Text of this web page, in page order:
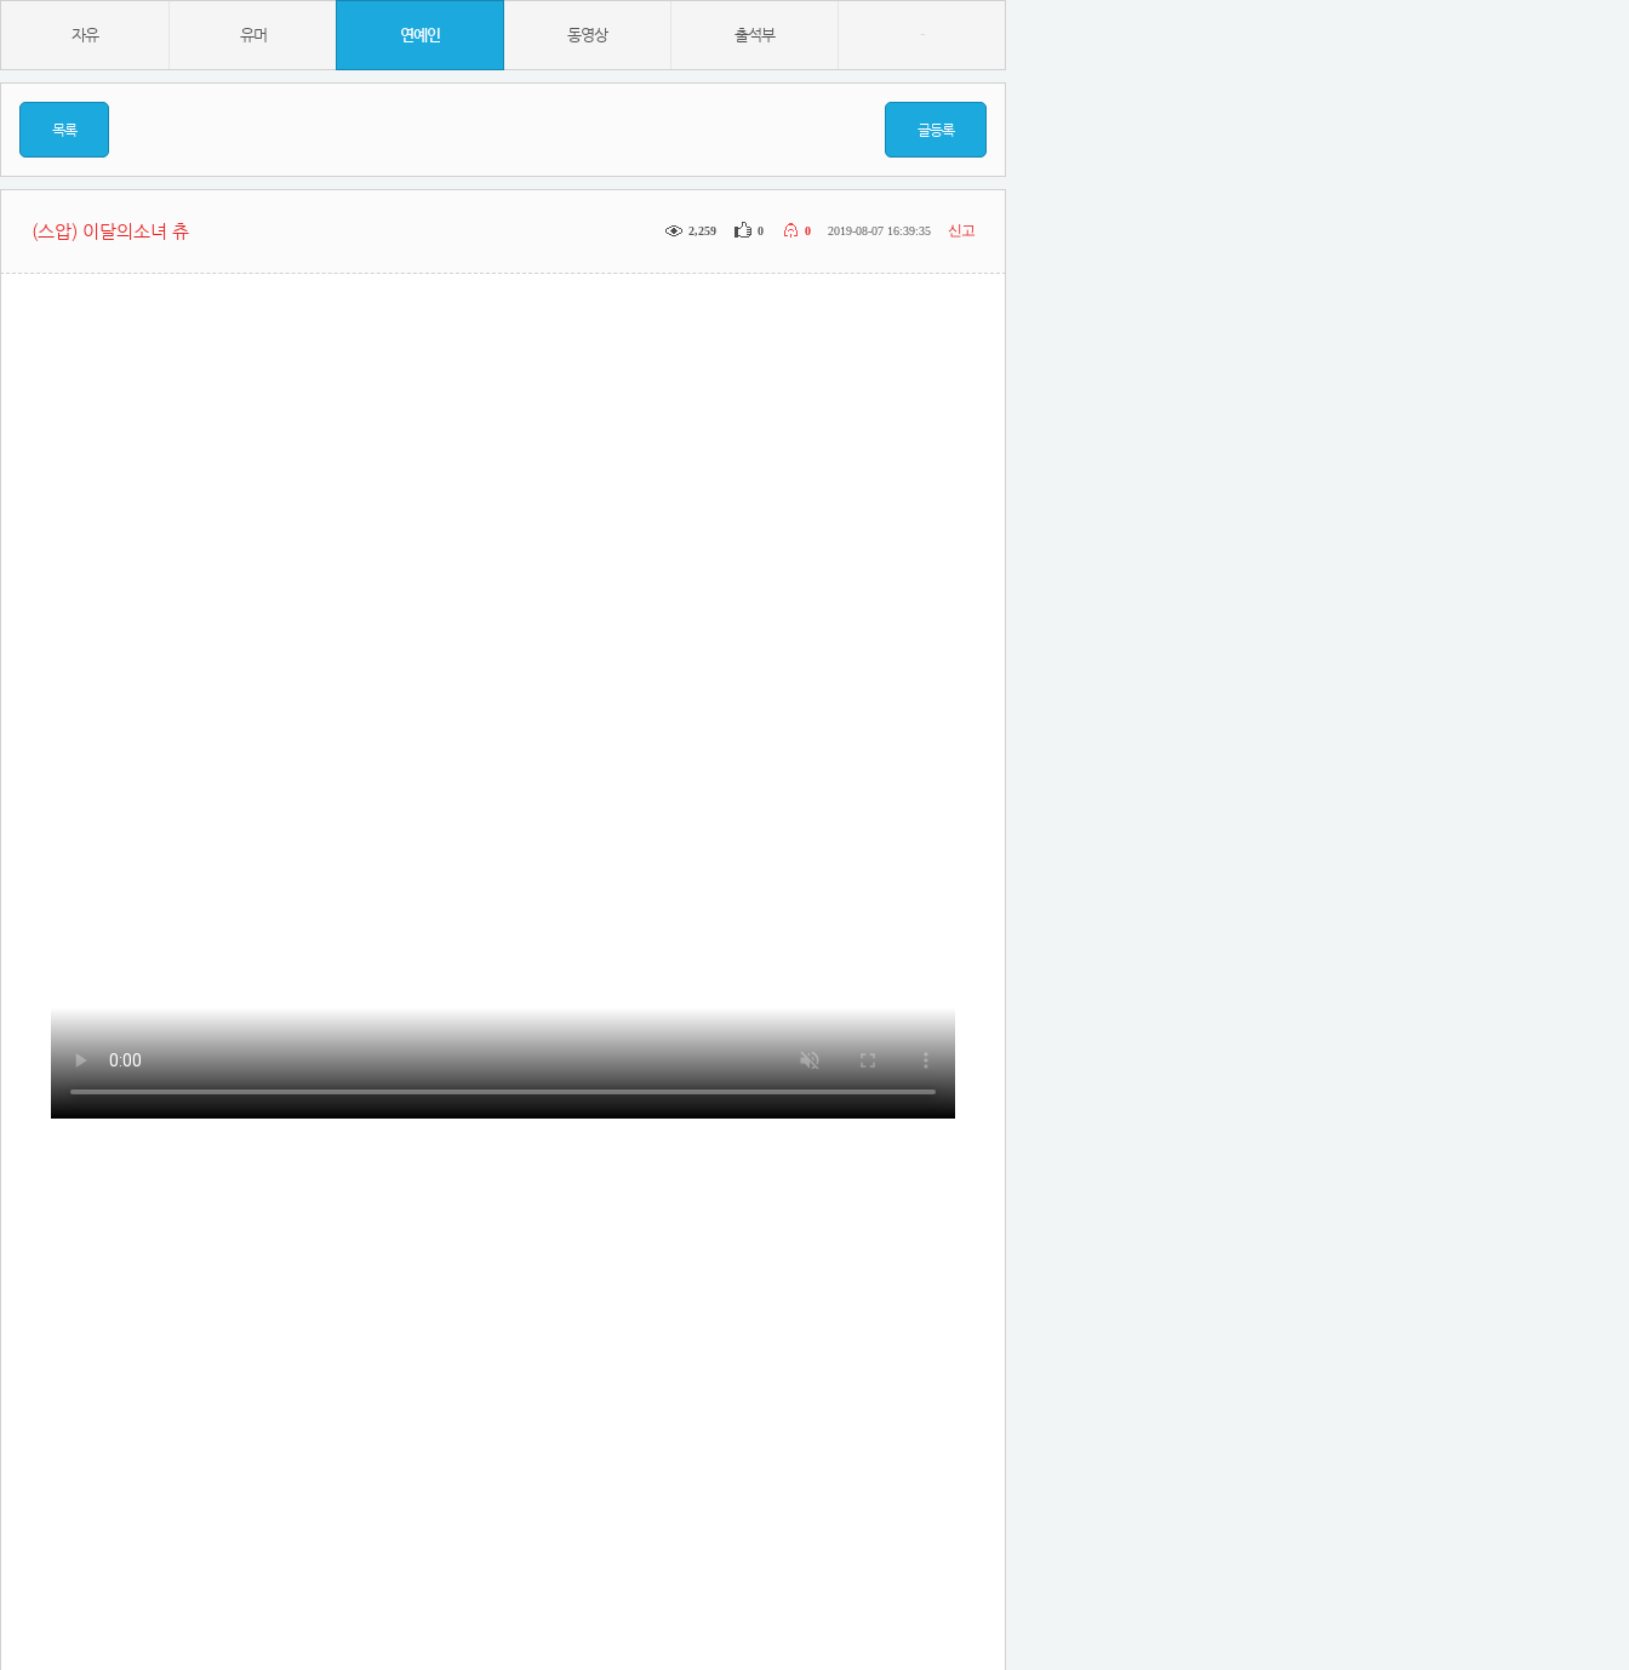
자유 유머 연예인 동영상 출석부 -
글등록
목록
(스압) 이달의소녀 츄 2,259 0 0 2019-08-07 16:39:35 신고